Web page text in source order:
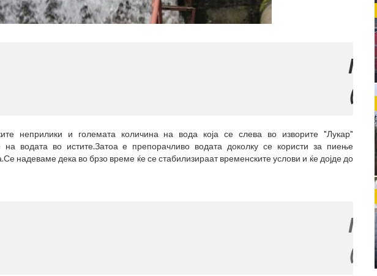
МЕСТО
(770x120)
неприлики и големата количина на вода која се слева во изворите "Лукар"
на водата во истите.Затоа е препорачливо водата доколку се користи за пиење
надеваме дека во брзо време ќе се стабилизираат временските услови и ќе дојде до
МЕСТО
(770x120)